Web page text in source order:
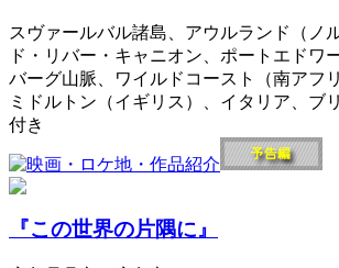
スヴァールバル諸島、アウルランド（ノ
ド・リバー・キャニオン、ポートエドワ
バーグ山脈、ワイルドコースト（南アフ
ミドルトン（イギリス）、イタリア、ブ
付き
『この世界の片隅に』